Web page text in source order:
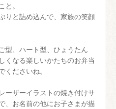
と。
りと詰め込んで、家族の笑顔
型、ハート型、ひょうたん
くなる楽しいかたちのお弁当
くださいね。
ーザーイラストの焼き付けサ
、お名前の他にお子さまが描